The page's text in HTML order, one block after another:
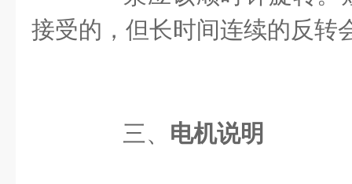
接受的，但长时间连续的反转
三、 电机说明